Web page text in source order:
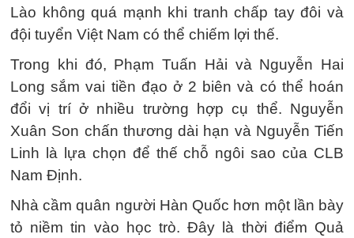
Lào không quá mạnh khi tranh chấp tay đôi và
đội tuyển Việt Nam có thể chiếm lợi thế.
Trong khi đó, Phạm Tuấn Hải và Nguyễn Hai
Long sắm vai tiền đạo ở 2 biên và có thể hoán
đổi vị trí ở nhiều trường hợp cụ thể. Nguyễn
Xuân Son chấn thương dài hạn và Nguyễn Tiến
Linh là lựa chọn để thế chỗ ngôi sao của CLB
Nam Định.
Nhà cầm quân người Hàn Quốc hơn một lần bày
tỏ niềm tin vào học trò. Đây là thời điểm Quả